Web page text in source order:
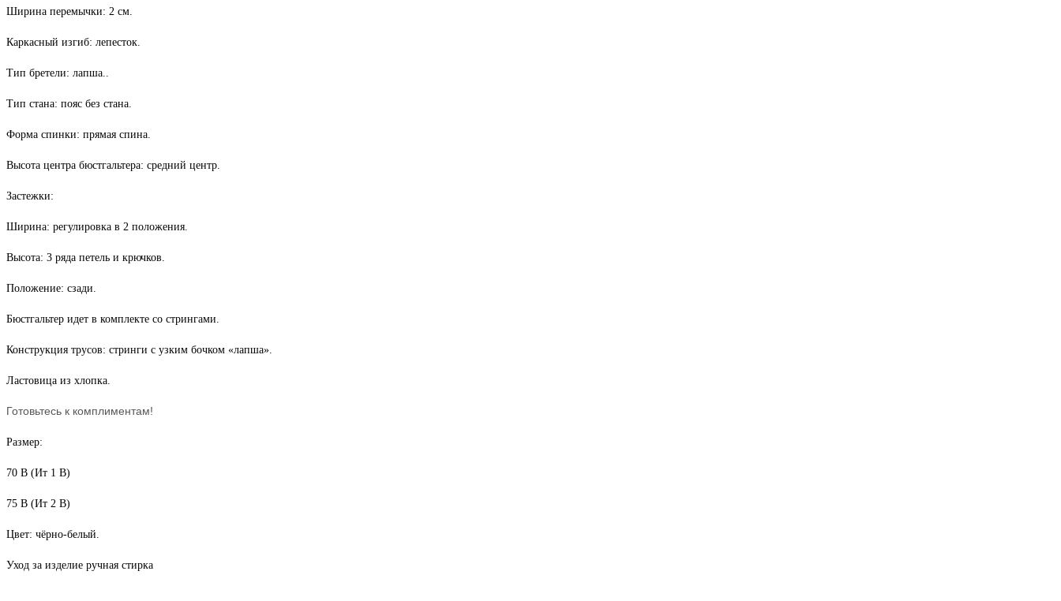
Ширина перемычки: 2 см.
Каркасный изгиб: лепесток.
Тип бретели: лапша..
Тип стана: пояс без стана.
Форма спинки: прямая спина.
Высота центра бюстгальтера: средний центр.
Застежки:
Ширина: регулировка в 2 положения.
Высота: 3 ряда петель и крючков.
Положение: сзади.
Бюстгальтер идет в комплекте со стрингами.
Конструкция трусов: стринги с узким бочком «лапша».
Ластовица из хлопка.
Готовьтесь к комплиментам!
Размер:
70 В (Ит 1 В)
75 В (Ит 2 В)
Цвет: чёрно-белый.
Уход за изделие ручная стирка